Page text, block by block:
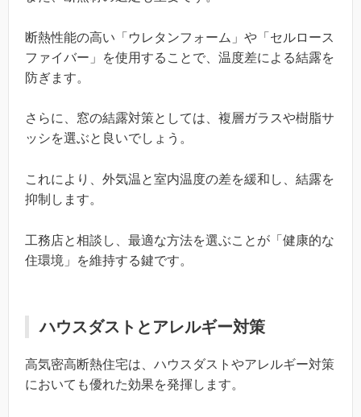
断熱性能の高い「ウレタンフォーム」や「セルロース
ファイバー」を使用することで、温度差による結露を
防ぎます。
さらに、窓の結露対策としては、複層ガラスや樹脂サ
ッシを選ぶと良いでしょう。
これにより、外気温と室内温度の差を緩和し、結露を
抑制します。
工務店と相談し、最適な方法を選ぶことが「健康的な
住環境」を維持する鍵です。
ハウスダストとアレルギー対策
高気密高断熱住宅は、ハウスダストやアレルギー対策
においても優れた効果を発揮します。